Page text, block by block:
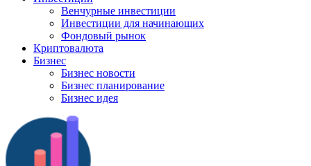
Венчурные инвестиции
Инвестиции для начинающих
Фондовый рынок
Криптовалюта
Бизнес
Бизнес новости
Бизнес планирование
Бизнес идея